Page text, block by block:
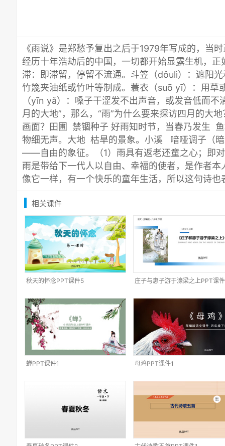
《雨说》是郑愁予复出之后于1979年写成的，当
经历十年浩劫后的中国，一切都开始显露生机，
滞：即滞留，停留不流通。斗笠（dǒulì）：遮阳
竹篾夹油纸或竹叶等制成。蓑衣（suō yī）：用草
（yīn yǎ）：嗓子干涩发不出声音，或发音低而不
月的大地”，那么，“雨”为什么要来探访四月的大
画面？田圃 禁锢种子 好雨知时节，当春乃发生
物细无声。大地 枯旱的景象。小溪 喑哑调子（
——自由的象征。（1）雨具有返老还童之心；即
雨是带给下一代人以自由、幸福的使者，是作者
像它一样，有一个快乐的童年生活，所以这句诗
相关课件
秋天的怀念PPT课件5 庄子与惠子游于濠梁之上PPT课
蝉PPT课件1 母鸡PPT课件1